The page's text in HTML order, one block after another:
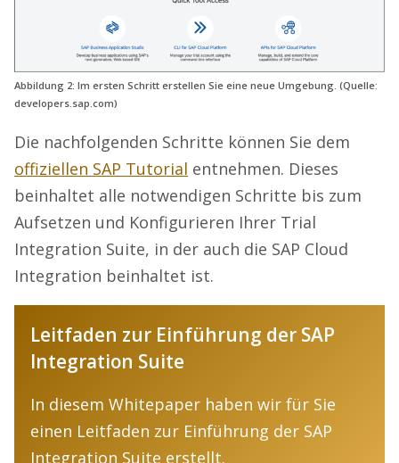
Abbildung 2: Im ersten Schritt erstellen Sie eine neue Umgebung. (Quelle:
developers.sap.com)
Die nachfolgenden Schritte können Sie dem
offiziellen SAP Tutorial entnehmen. Dieses
beinhaltet alle notwendigen Schritte bis zum
Aufsetzen und Konfigurieren Ihrer Trial
Integration Suite, in der auch die SAP Cloud
Integration beinhaltet ist.
Leitfaden zur Einführung der SAP
Integration Suite
In diesem Whitepaper haben wir für Sie
einen Leitfaden zur Einführung der SAP
Integration Suite erstellt.